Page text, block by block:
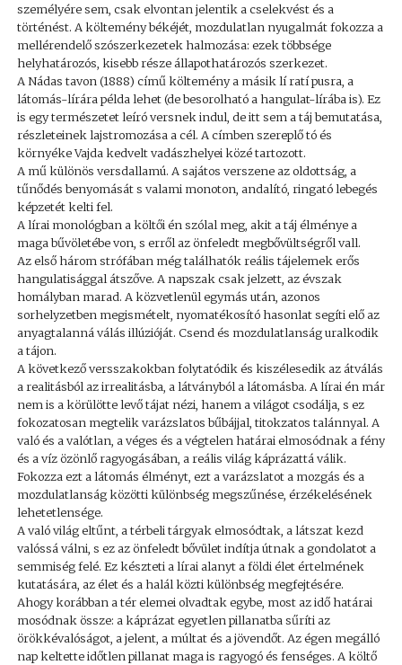
személyére sem, csak elvontan jelentik a cselekvést és a
történést. A költemény békéjét, mozdulatlan nyugalmát fokozza a
mellérendelő szószerkezetek halmozása: ezek többsége
helyhatározós, kisebb része állapothatározós szerkezet.
A Nádas tavon (1888) című költemény a másik lí ratí pusra, a
látomás-lírára példa lehet (de besorolható a hangulat-lírába is). Ez
is egy természetet leíró versnek indul, de itt sem a táj bemutatása,
részleteinek lajstromozása a cél. A címben szereplő tó és
környéke Vajda kedvelt vadászhelyei közé tartozott.
A mű különös versdallamú. A sajátos verszene az oldottság, a
tűnődés benyomását s valami monoton, andalító, ringató lebegés
képzetét kelti fel.
A lírai monológban a költői én szólal meg, akit a táj élménye a
maga bűvöletébe von, s erről az önfeledt megbővültségről vall.
Az első három strófában még találhatók reális tájelemek erős
hangulatisággal átszőve. A napszak csak jelzett, az évszak
homályban marad. A közvetlenül egymás után, azonos
sorhelyzetben megismételt, nyomatékosító hasonlat segíti elő az
anyagtalanná válás illúzióját. Csend és mozdulatlanság uralkodik
a tájon.
A következő versszakokban folytatódik és kiszélesedik az átválás
a realitásból az irrealitásba, a látványból a látomásba. A lírai én már
nem is a körülötte levő tájat nézi, hanem a világot csodálja, s ez
fokozatosan megtelik varázslatos bűbájjal, titokzatos talánnyal. A
való és a valótlan, a véges és a végtelen határai elmosódnak a fény
és a víz özönlő ragyogásában, a reális világ káprázattá válik.
Fokozza ezt a látomás élményt, ezt a varázslatot a mozgás és a
mozdulatlanság közötti különbség megszűnése, érzékelésének
lehetetlensége.
A való világ eltűnt, a térbeli tárgyak elmosódtak, a látszat kezd
valóssá válni, s ez az önfeledt bővület indítja útnak a gondolatot a
semmiség felé. Ez készteti a lírai alanyt a földi élet értelmének
kutatására, az élet és a halál közti különbség megfejtésére.
Ahogy korábban a tér elemei olvadtak egybe, most az idő határai
mosódnak össze: a káprázat egyetlen pillanatba sűríti az
örökkévalóságot, a jelent, a múltat és a jövendőt. Az égen megálló
nap keltette időtlen pillanat maga is ragyogó és fenséges. A költő